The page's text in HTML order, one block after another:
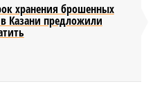
хранения брошенных
Казани предложили